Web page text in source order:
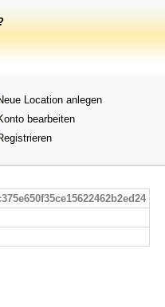
Location anlegen
bearbeiten